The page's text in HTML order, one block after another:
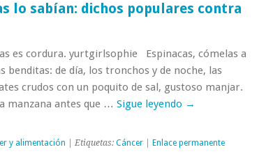
lo sabían: dichos populares contra
es cordura. yurtgirlsophie Espinacas, cómelas a
benditas: de día, los tronchos y de noche, las
crudos con un poquito de sal, gustoso manjar.
manzana antes que … Sigue leyendo →
y alimentación | Etiquetas: Cáncer| Enlace permanente